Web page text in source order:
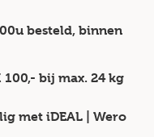
besteld, binnen
100,- bij max. 24 kg
met iDEAL | Wero